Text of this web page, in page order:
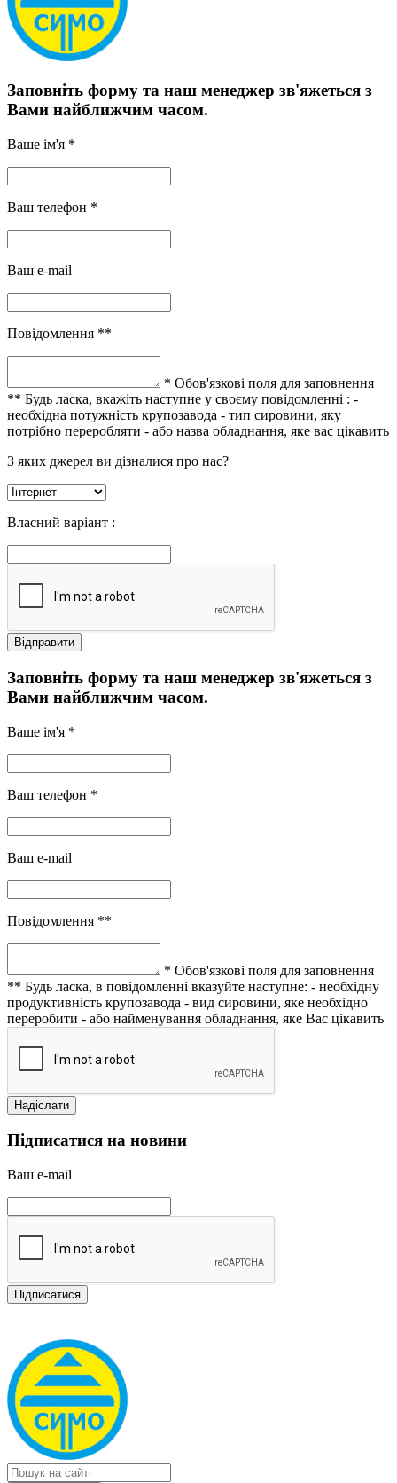
Заповніть форму та наш менеджер зв'яжеться з
Вами найближчим часом.
Ваше ім'я *
Ваш телефон *
Ваш e-mail
Повідомлення **
* Обов'язкові поля для заповнення
** Будь ласка, вкажіть наступне у своєму повідомленні : -
необхідна потужність крупозавода - тип сировини, яку
потрібно переробляти - або назва обладнання, яке вас цікавить
З яких джерел ви дізналися про нас?
Власний варіант :
Заповніть форму та наш менеджер зв'яжеться з
Вами найближчим часом.
Ваше ім'я *
Ваш телефон *
Ваш e-mail
Повідомлення **
* Обов'язкові поля для заповнення
** Будь ласка, в повідомленні вказуйте наступне: - необхідну
продуктивність крупозавода - вид сировини, яке необхідно
переробити - або найменування обладнання, яке Вас цікавить
Підписатися на новини
Ваш e-mail